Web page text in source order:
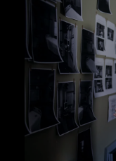
Video container